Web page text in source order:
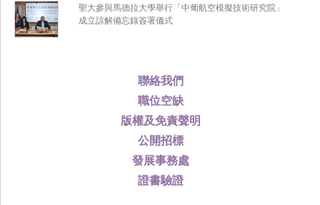
聯絡我們
職位空缺
版權及免責聲明
公開招標
發展事務處
證書驗證
聖大參與馬德拉大學舉行「中葡航空模擬技術研究院」
成立諒解備忘錄簽署儀式